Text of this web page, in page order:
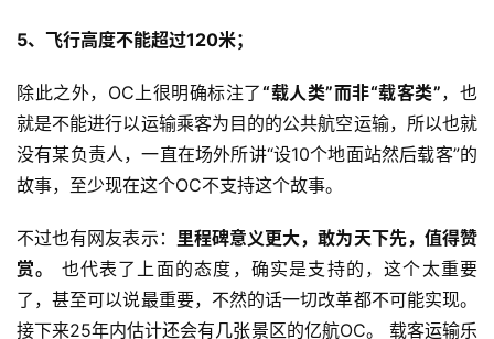
5、飞行高度不能超过120米；
除此之外，OC上很明确标注了“载人类”而非“载客类”，也
就是不能进行以运输乘客为目的的公共航空运输，所以也就
没有某负责人，一直在场外所讲“设10个地面站然后载客”的
故事，至少现在这个OC不支持这个故事。
不过也有网友表示： 里程碑意义更大，敢为天下先，值得赞
赏。
也代表了上面的态度，确实是支持的，这个太重要
了，甚至可以说最重要，不然的话一切改革都不可能实现。
接下来25年内估计还会有几张景区的亿航OC。 载客运输乐